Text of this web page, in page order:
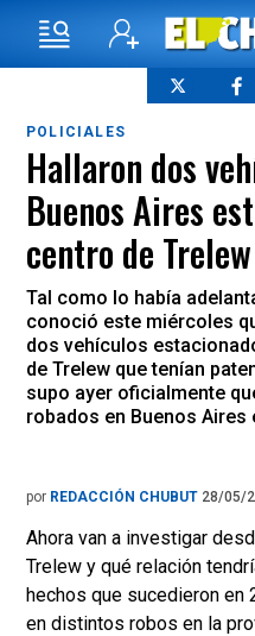
POLICIALES
Hallaron dos
Buenos Aires
centro de Trelew
Tal como lo había
conoció este miércoles
dos vehículos
de Trelew que tenían
supo ayer oficialmente
robados en Buenos Aires
por REDACCIÓN CHUBUT 28/05/
Ahora van a investigar
Trelew y qué relación
hechos que sucedieron en
en distintos robos en la